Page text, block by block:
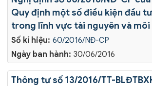
Số kí hiệu: 60/2016/NĐ-CP
Ngày ban hành: 30/06/2016
Quy định một số điều kiện đầu
trong lĩnh vực tài nguyên và
Thông tư số 13/2016/TT-